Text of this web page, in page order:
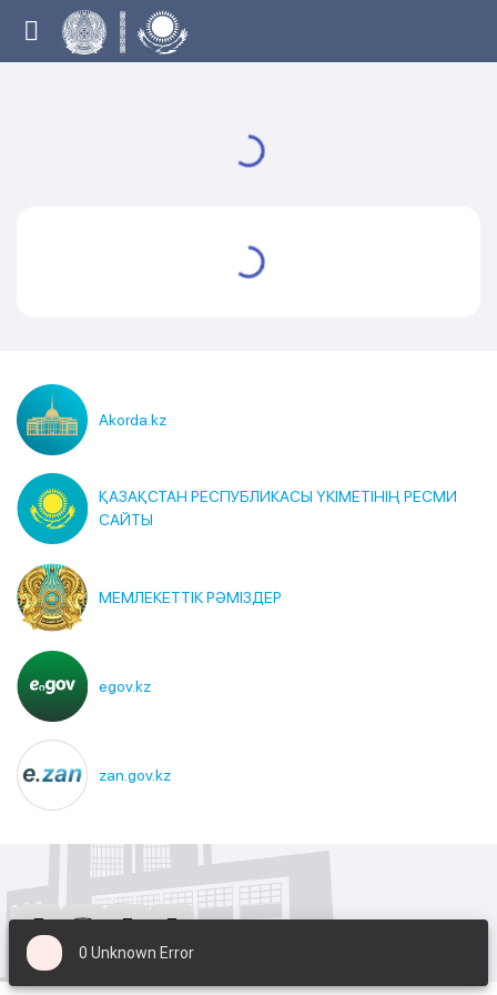
Akorda.kz
ҚАЗАҚСТАН РЕСПУБЛИКАСЫ ҮКІМЕТІНІҢ РЕСМИ
САЙТЫ
МЕМЛЕКЕТТІК РӘМІЗДЕР
egov.kz
zan.gov.kz
0 Unknown Error